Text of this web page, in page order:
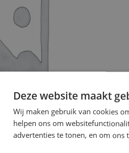
Deze website maakt
Wij maken gebruik van cookies
helpen ons om
advertenties te tonen, en om